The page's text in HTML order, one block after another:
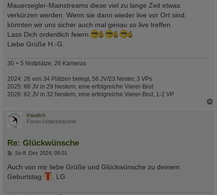
Mauersegler-Mainstreams diese viel zu lange Zeit etwas
verkürzen werden. Wenn sie dann wieder live vor Ort sind,
könnten wir uns sicher auch mal genau so live treffen.
Lass Dich ordentlich feiern
Liebe Grüße H.-G.
30 + 5 Nistplätze, 26 Kameras
2024: 26 von 34 Plätzen belegt, 56 JV/23 Nester, 3 VPs
2025: 66 JV in 29 Nestern, eine erfolgreiche Vierer-Brut
2026: 82 JV in 32 Nestern, eine erfolgreiche Vierer-Brut, 1-2 VP
traudich
Foren-Unterstützerin
Re: Glückwünsche
B
t
r
So 8. Dez 2024, 08:01
Auch von mir liebe Grüße und Glückwünsche zu deinem
Geburtstag
. LG